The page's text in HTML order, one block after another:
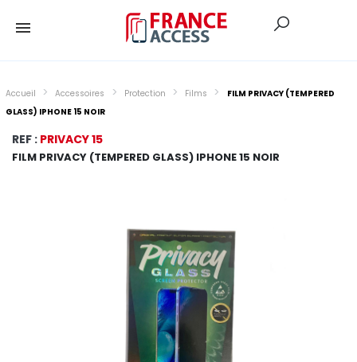
Accueil Accessoires Protection Films
FILM PRIVACY (TEMPERED
GLASS) IPHONE 15 NOIR
REF : PRIVACY 15
FILM PRIVACY (TEMPERED GLASS) IPHONE 15 NOIR